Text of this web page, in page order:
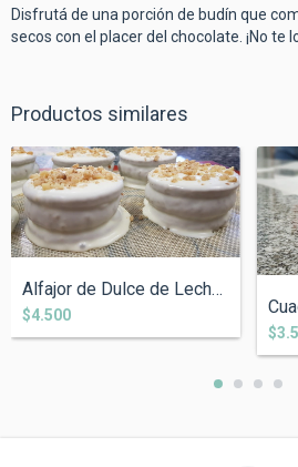
Disfrutá de una porción de budín que
secos con el placer del chocolate. ¡No te
Productos similares
Alfajor de Dulce de Leche y Nuez
$4.500